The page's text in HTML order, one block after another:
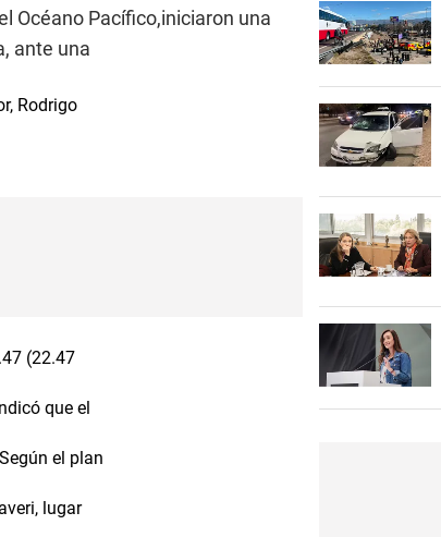
Océano Pacífico,iniciaron una
ante una
Rodrigo
(22.47
que el
el plan
lugar